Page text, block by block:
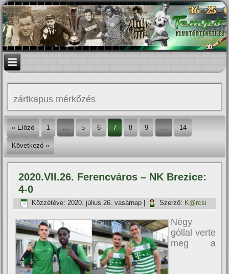
zártkapus mérkőzés
« Előző 1 … 5 6 7 8 9 … 14
Következő »
2020.VII.26. Ferencváros – NK Brezice:
4-0
Közzétéve: 2020. július 26. vasárnap Szerző: K@rcsi
Négy
góllal verte
meg a